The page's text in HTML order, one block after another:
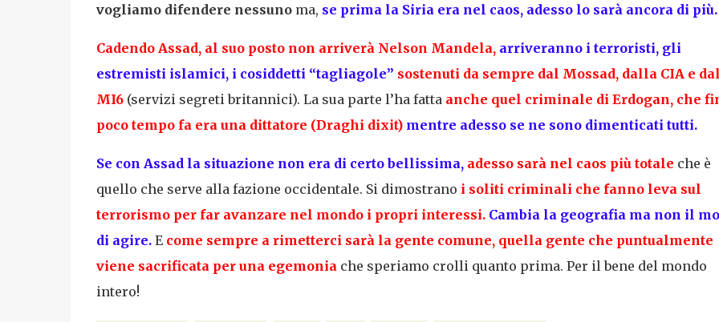
vogliamo difendere nessunoma, se prima la Siria era nel caos, adesso lo sarà ancora di più.
Cadendo Assad, al suo posto non arriverà Nelson Mandela, arriveranno i terroristi, gli
estremisti islamici, i cosiddetti “tagliagole” sostenuti da sempre dal Mossad, dalla CIA e
MI6(servizi segreti britannici). La sua parte l’ha fatta anche quel criminale di Erdogan, che
poco tempo fa era una dittatore (Draghi dixit) mentre adesso se ne sono dimenticati tutti.
Se con Assad la situazione non era di certo bellissima, adesso sarà nel caos più totale che è
quello che serve alla fazione occidentale. Si dimostrano i soliti criminali che fanno leva sul
terrorismo per far avanzare nel mondo i propri interessi. Cambia la geografia ma non il
di agire.Ecome sempre a rimetterci sarà la gente comune, quella gente che puntualmente
viene sacrificata per una egemonia che speriamo crolli quanto prima. Per il bene del mondo
intero!